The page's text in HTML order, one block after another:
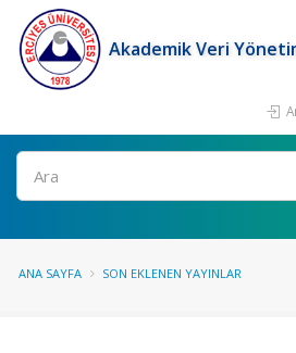
Akademik Veri
Ara
ANA SAYFA SON EKLENEN YAYINLAR